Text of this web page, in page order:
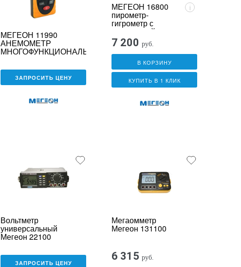
МЕГЕОН 11990
АНЕМОМЕТР
МНОГОФУНКЦИОНАЛЬНЫЙ
ЗАПРОСИТЬ ЦЕНУ
МЕГЕОН 16800
пирометр-
гигрометр с
термопарой
i
7 200 руб.
В КОРЗИНУ
КУПИТЬ В 1 КЛИК
Вольтметр
универсальный
Мегеон 22100
ЗАПРОСИТЬ ЦЕНУ
Мегаомметр
Мегеон 131100
6 315 руб.